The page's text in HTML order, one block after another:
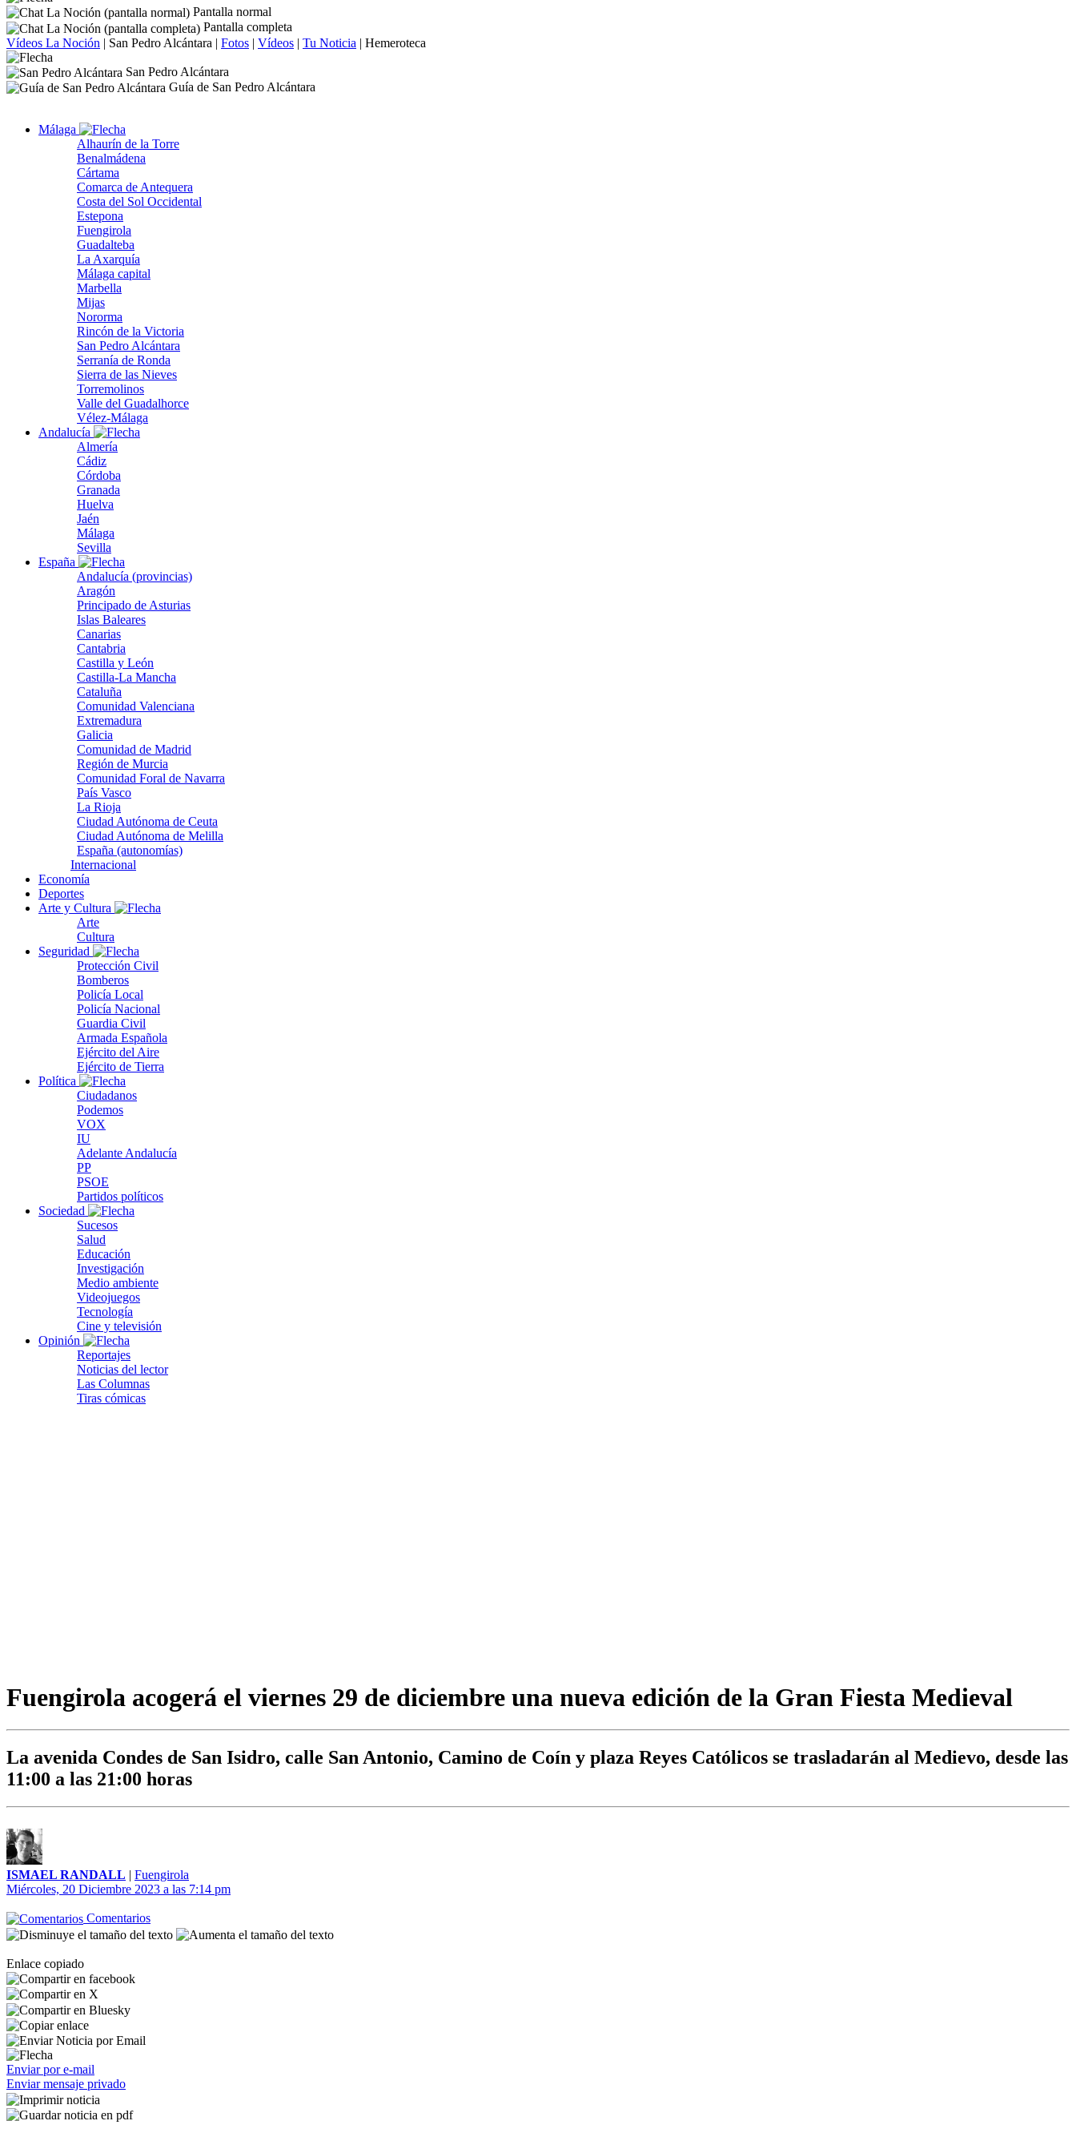
Pantalla normal
Pantalla completa
Vídeos La Noción | San Pedro Alcántara | Fotos | Vídeos | Tu Noticia | Hemeroteca
San Pedro Alcántara
Guía de San Pedro Alcántara
Málaga
Alhaurín de la Torre
Benalmádena
Cártama
Comarca de Antequera
Costa del Sol Occidental
Estepona
Fuengirola
Guadalteba
La Axarquía
Málaga capital
Marbella
Mijas
Nororma
Rincón de la Victoria
San Pedro Alcántara
Serranía de Ronda
Sierra de las Nieves
Torremolinos
Valle del Guadalhorce
Vélez-Málaga
Andalucía
Almería
Cádiz
Córdoba
Granada
Huelva
Jaén
Málaga
Sevilla
España
Andalucía (provincias)
Aragón
Principado de Asturias
Islas Baleares
Canarias
Cantabria
Castilla y León
Castilla-La Mancha
Cataluña
Comunidad Valenciana
Extremadura
Galicia
Comunidad de Madrid
Región de Murcia
Comunidad Foral de Navarra
País Vasco
La Rioja
Ciudad Autónoma de Ceuta
Ciudad Autónoma de Melilla
España (autonomías)
Internacional
Economía
Deportes
Arte y Cultura
Arte
Cultura
Seguridad
Protección Civil
Bomberos
Policía Local
Policía Nacional
Guardia Civil
Armada Española
Ejército del Aire
Ejército de Tierra
Política
Ciudadanos
Podemos
VOX
IU
Adelante Andalucía
PP
PSOE
Partidos políticos
Sociedad
Sucesos
Salud
Educación
Investigación
Medio ambiente
Videojuegos
Tecnología
Cine y televisión
Opinión
Reportajes
Noticias del lector
Las Columnas
Tiras cómicas
Fuengirola acogerá el viernes 29 de diciembre una nueva edición de la Gran Fiesta Medieval
La avenida Condes de San Isidro, calle San Antonio, Camino de Coín y plaza Reyes Católicos se trasladarán al Medievo, desde las
11:00 a las 21:00 horas
ISMAEL RANDALL | Fuengirola
Miércoles, 20 Diciembre 2023 a las 7:14 pm
Comentarios
Enlace copiado
Enviar por e-mail
Enviar mensaje privado